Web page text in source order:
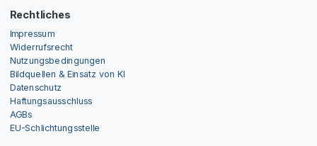
Rechtliches
Impressum
Widerrufsrecht
Nutzungsbedingungen
Bildquellen & Einsatz von KI
Datenschutz
Haftungsausschluss
AGBs
EU-Schlichtungsstelle